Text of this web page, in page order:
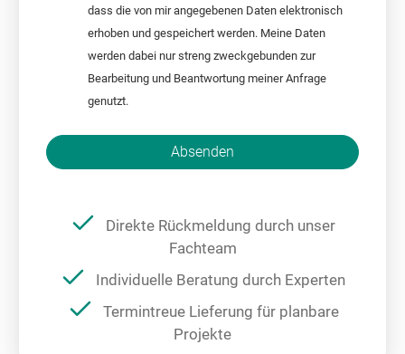
dass die von mir angegebenen Daten elektronisch
erhoben und gespeichert werden. Meine Daten
werden dabei nur streng zweckgebunden zur
Bearbeitung und Beantwortung meiner Anfrage
genutzt.
Bitte nicht ausfüllen.Absenden
Direkte Rückmeldung durch unser
Fachteam
Individuelle Beratung durch Experten
Termintreue Lieferung für planbare
Projekte